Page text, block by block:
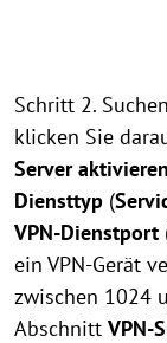
Schritt 2.
klicken Sie
Server aktivieren
Diensttyp (
VPN-Dienstport
ein VPN-Gerät
zwischen 1024
Abschnitt VPN-